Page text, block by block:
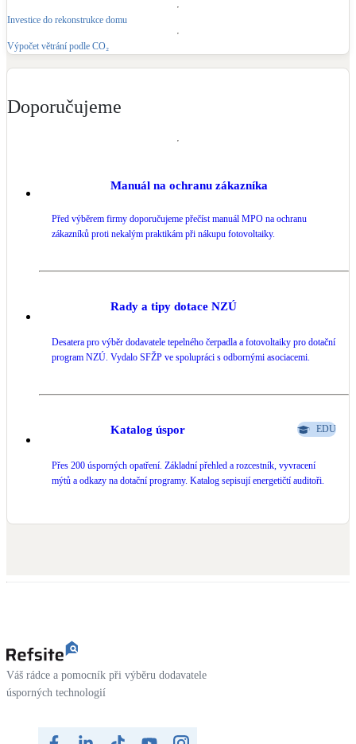
Hlavní zdroje vytápění
Novostavby
Rekuperace tepla odpadní vody
Šedá i černá odpadní voda
LED osvětlení
Vnitřní i venkovní
Retence deštové vody
Investice do rekonstrukce domu
Výpočet větrání podle CO₂
Doporučujeme
Manuál na ochranu zákazníka
Před výběrem firmy doporučujeme přečíst manuál MPO na ochranu
zákazníků proti nekalým praktikám při nákupu fotovoltaiky.
Rady a tipy dotace NZÚ
Desatera pro výběr dodavatele tepelného čerpadla a fotovoltaiky pro dotační
program NZÚ. Vydalo SFŽP ve spolupráci s odbornými asociacemi.
Katalog úspor EDU
Přes 200 úsporných opatření. Základní přehled a rozcestník, vyvracení
mýtů a odkazy na dotační programy. Katalog sepisují energetičtí auditoři.
Váš rádce a pomocník při výběru dodavatele
úsporných technologií